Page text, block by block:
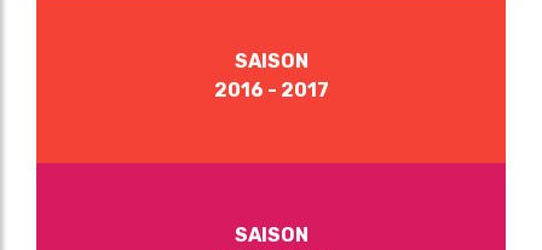
SAISON
2016 - 2017
SAISON